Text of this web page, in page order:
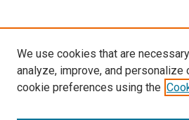
We use cookies that are
analyze, improve, and personalize
cookie preferences using the